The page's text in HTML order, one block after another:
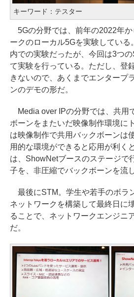
キーワード：テスター
5Gの分野では、前年の2022年か
ークのローカル5Gを実験している
内での実験だったが、今回は3つ
て実験を行っている。ただし、登
きないので、あくまでエンタープ
ンのデモの形だ。
Media over IPの分野では、共用
ボーンをまたいだ映像制作環境に
は映像制作で共用バックボーンは
用的な環境ができると応用が利く
は、ShowNetブースのステージで
子を、非圧縮でバックボーンを流
最後にSTM。学生や若手のボラ
ネットワークを構築して最終日に
ることで、ネットワークエンジニ
だ。